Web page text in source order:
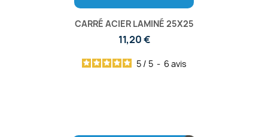
CARRÉ ACIER LAMINÉ 25X25
11,20 €
5 / 5 - 6 avis